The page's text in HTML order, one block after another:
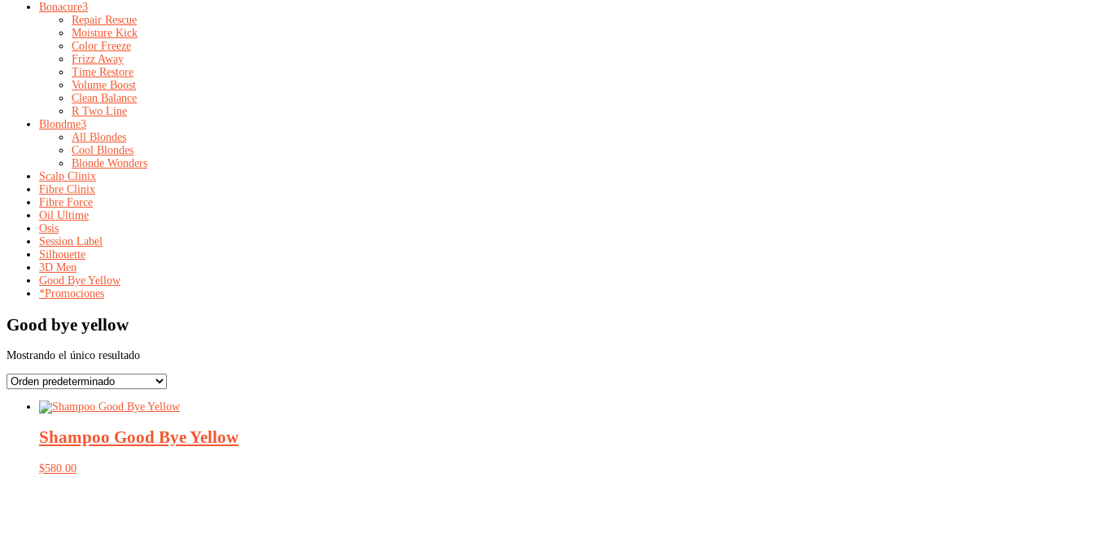
Bonacure3
Repair Rescue
Moisture Kick
Color Freeze
Frizz Away
Time Restore
Volume Boost
Clean Balance
R Two Line
Blondme3
All Blondes
Cool Blondes
Blonde Wonders
Scalp Clinix
Fibre Clinix
Fibre Force
Oil Ultime
Osis
Session Label
Silhouette
3D Men
Good Bye Yellow
*Promociones
Good bye yellow
Mostrando el único resultado
Shampoo Good Bye Yellow
$580.00